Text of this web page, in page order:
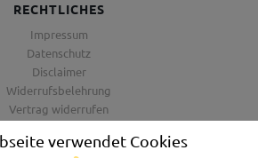
verwendet Cookies
RECHTLICHES
Impressum
Datenschutz
Disclaimer
Widerrufsbelehrung
Vertrag widerrufen